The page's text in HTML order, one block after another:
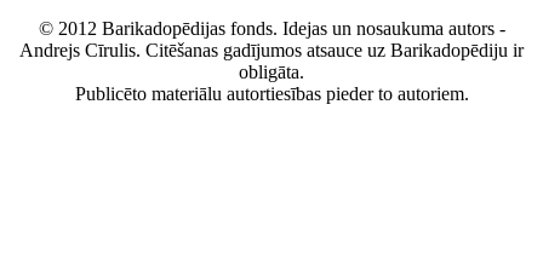
© 2012 Barikadopēdijas fonds. Idejas un nosaukuma autors -
Andrejs Cīrulis. Citēšanas gadījumos atsauce uz Barikadopēdiju ir
obligāta.
Publicēto materiālu autortiesības pieder to autoriem.